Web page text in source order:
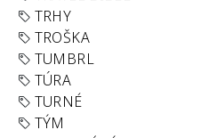
TRHY
TROŠKA
TUMBRL
TÚRA
TURNÉ
TÝM